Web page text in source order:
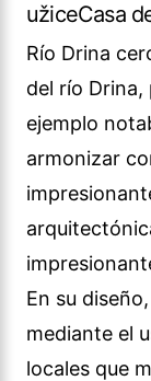
užiceCasa
Río Drina
del río Drina,
ejemplo
armonizar
En su
mediante el
locales que